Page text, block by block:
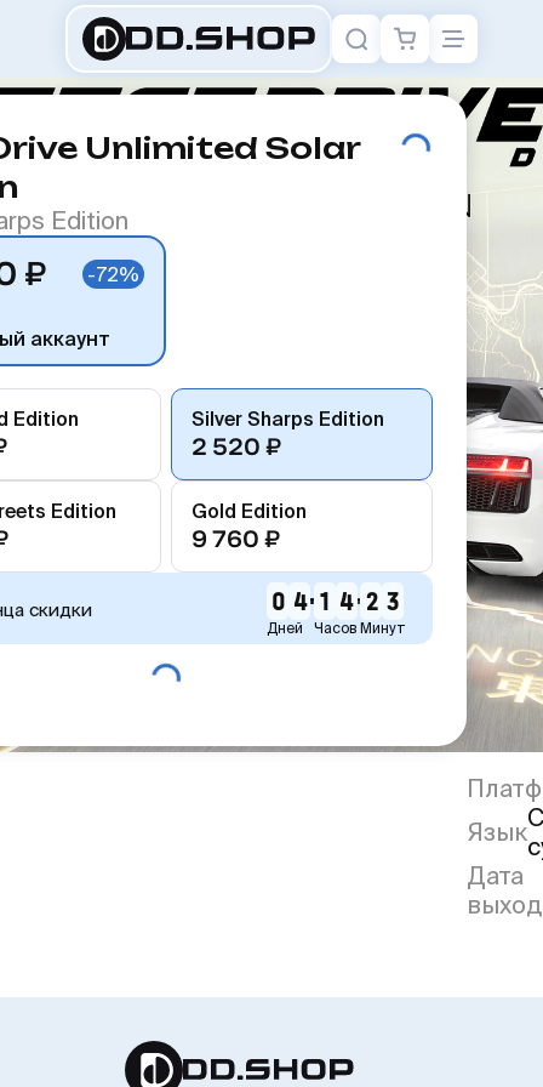
Unlimited Solar
Edition
₽ -72%
аккаунт
Edition Silver Sharps Edition
2 520 ₽
Edition Gold Edition
9 760 ₽
скидки 0 4
Дней
1 4
Часов
2 3
Минут
Язык
Дата